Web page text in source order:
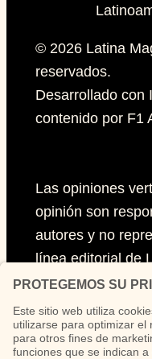
© 2026 Latina
reservados.
Desarrollado con
contenido por F1
Las opiniones
opinión son
autores y no
línea editorial de